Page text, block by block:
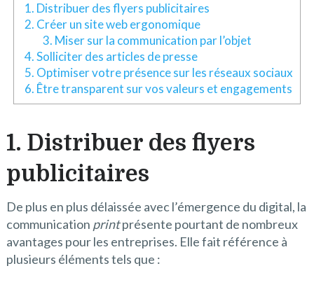
1. Distribuer des flyers publicitaires
2. Créer un site web ergonomique
3. Miser sur la communication par l’objet
4. Solliciter des articles de presse
5. Optimiser votre présence sur les réseaux sociaux
6. Être transparent sur vos valeurs et engagements
1. Distribuer des flyers
publicitaires
De plus en plus délaissée avec l’émergence du digital, la
communication printprésente pourtant de nombreux
avantages pour les entreprises. Elle fait référence à
plusieurs éléments tels que :